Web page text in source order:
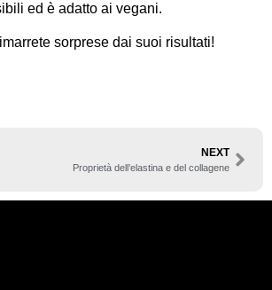
ed è adatto ai vegani.
sorprese dai suoi risultati!
NEXT
Proprietà dell’elastina e del collagene